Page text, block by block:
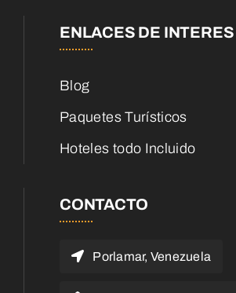
ENLACES DE INTERES
Blog
Paquetes Turísticos
Hoteles todo Incluido
CONTACTO
Porlamar, Venezuela